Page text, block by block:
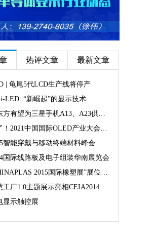
热评文章 最新文章
| 龟尾5代LCD生产线将停产
LED: “新崛起”的显示技术
有望为三星手机A13、A23供应面板
2021中国国际OLED产业大会12月重磅启幕
智能穿戴与移动终端材料峰会
国际线路板及电子组装华南展览会
2015国际橡塑展”展位预订火爆 彰显橡塑业乐观前景
工厂1.0主题展示亮相CEIA2014
显示触控展